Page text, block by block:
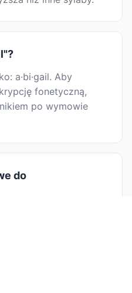
a·bi·gail. Aby
fonetyczną,
po wymowie
do